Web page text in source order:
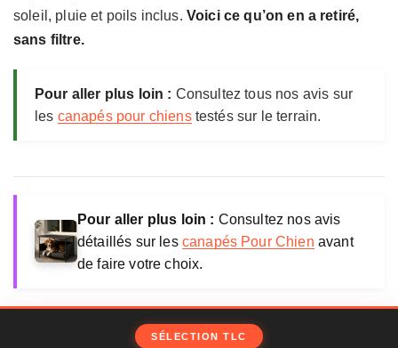
soleil, pluie et poils inclus. Voici ce qu’on en a retiré,
sans filtre.
Pour aller plus loin : Consultez tous nos avis sur
les canapés pour chienstestés sur le terrain.
Pour aller plus loin : Consultez nos avis
détaillés sur les canapés Pour Chien avant
de faire votre choix.
SÉLECTION TLC